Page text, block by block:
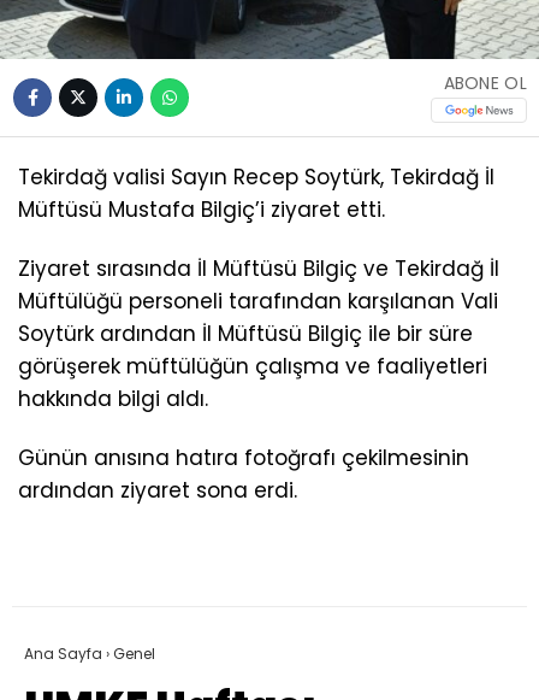
ABONE OL
Tekirdağ valisi Sayın Recep Soytürk, Tekirdağ İl
Müftüsü Mustafa Bilgiç’i ziyaret etti.
Ziyaret sırasında İl Müftüsü Bilgiç ve Tekirdağ İl
Müftülüğü personeli tarafından karşılanan Vali
Soytürk ardından İl Müftüsü Bilgiç ile bir süre
görüşerek müftülüğün çalışma ve faaliyetleri
hakkında bilgi aldı.
Günün anısına hatıra fotoğrafı çekilmesinin
ardından ziyaret sona erdi.
Ana Sayfa ›Genel